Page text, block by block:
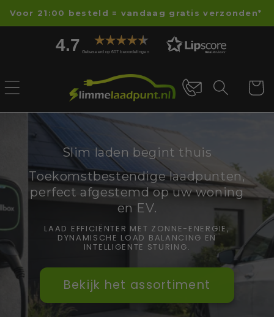
naar de
content
Klantenservice nodig? Bel +31 183 556 774 of e-mail
naar info@slimmelaadpunt.nl.
4.7 Gebaseerd op 607 beoordelingen
Slim laden begint thuis
Toekomstbestendige laadpunten,
perfect afgestemd op uw woning
en EV.
LAAD EFFICIËNTER MET ZONNE-ENERGIE,
DYNAMISCHE LOAD BALANCING EN
INTELLIGENTE STURING.
Bekijk het assortiment